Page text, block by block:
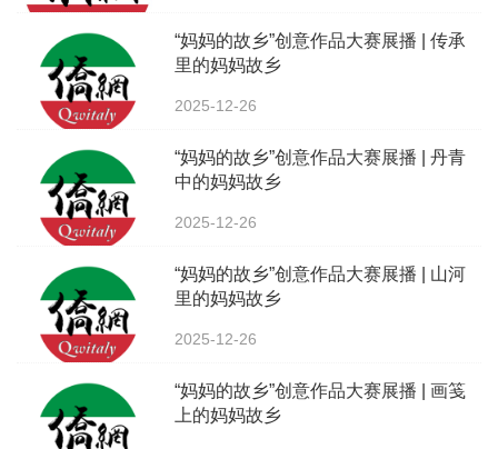
“妈妈的故乡”创意作品大赛展播 | 传承
里的妈妈故乡
2025-12-26
“妈妈的故乡”创意作品大赛展播 | 丹青
中的妈妈故乡
2025-12-26
“妈妈的故乡”创意作品大赛展播 | 山河
里的妈妈故乡
2025-12-26
“妈妈的故乡”创意作品大赛展播 | 画笺
上的妈妈故乡